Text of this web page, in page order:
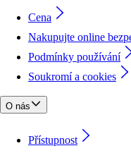
Cena
Nakupujte online
Podmínky používání
Soukromí a cookies
O nás
Přístupnost